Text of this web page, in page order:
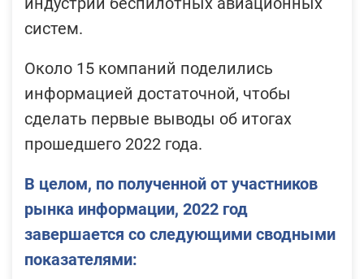
систем.
Около 15 компаний поделились
информацией достаточной, чтобы
сделать первые выводы об итогах
прошедшего 2022 года.
В целом, по полученной от участников
рынка информации, 2022 год
завершается со следующими сводными
показателями: